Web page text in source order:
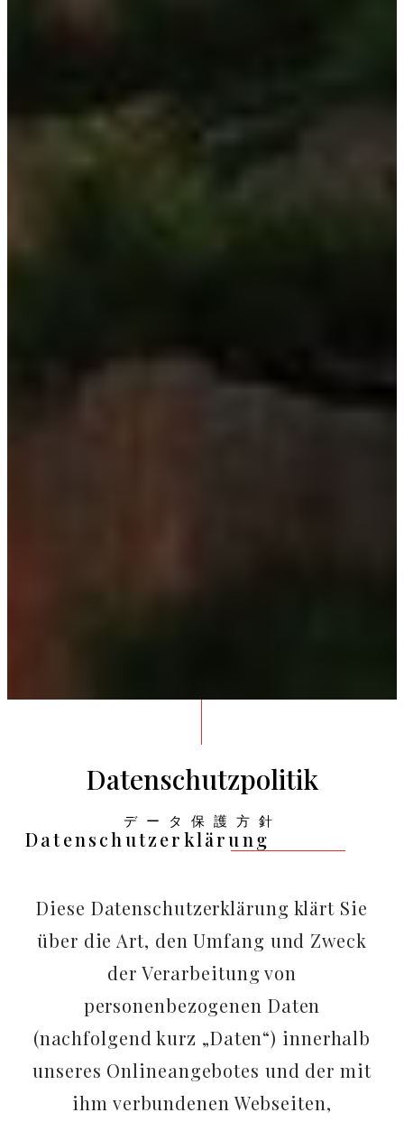
Datenschutzpolitik
データ保護方針
Datenschutzerklärung
Diese Datenschutzerklärung klärt Sie
über die Art, den Umfang und Zweck
der Verarbeitung von
personenbezogenen Daten
(nachfolgend kurz „Daten“) innerhalb
unseres Onlineangebotes und der mit
ihm verbundenen Webseiten,